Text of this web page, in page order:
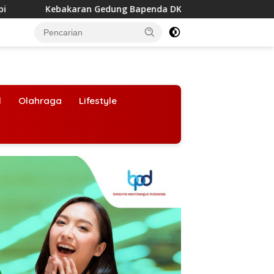
Bapenda DKI Jakarta dari Lantai 11, Sudin
Olahraga Lifestyle